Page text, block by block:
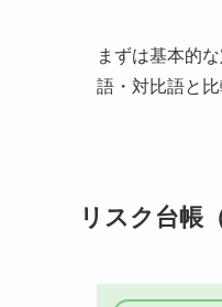
まずは基本的
語・対比語と
リスク台帳